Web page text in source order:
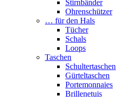
Stirnbänder
Ohrenschützer
… für den Hals
Tücher
Schals
Loops
Taschen
Schultertaschen
Gürteltaschen
Portemonnaies
Brillenetuis